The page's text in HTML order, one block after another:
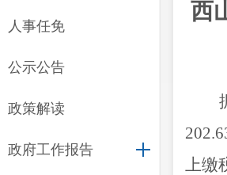
人事任免
公示公告
政策解读
政府工作报告
西
上缴